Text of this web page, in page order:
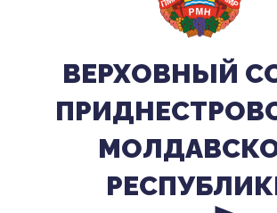
ВЕРХОВНЫЙ